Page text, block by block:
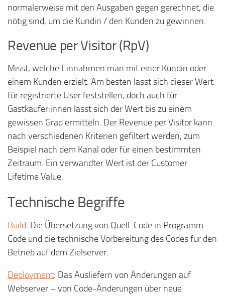
normalerweise mit den Ausgaben gegen gerechnet, die
nötig sind, um die Kundin / den Kunden zu gewinnen.
Revenue per Visitor (RpV)
Misst, welche Einnahmen man mit einer Kundin oder
einem Kunden erzielt. Am besten lässt sich dieser Wert
für registrierte User feststellen, doch auch für
Gastkäufer:innen lässt sich der Wert bis zu einem
gewissen Grad ermitteln. Der Revenue per Visitor kann
nach verschiedenen Kriterien gefiltert werden, zum
Beispiel nach dem Kanal oder für einen bestimmten
Zeitraum. Ein verwandter Wert ist der Customer
Lifetime Value.
Technische Begriffe
Build: Die Übersetzung von Quell-Code in Programm-
Code und die technische Vorbereitung des Codes für den
Betrieb auf dem Zielserver.
Deployment: Das Ausliefern von Änderungen auf
Webserver – von Code-Änderungen über neue